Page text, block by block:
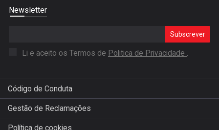
Newsletter
Subscrever
Li e aceito os Termos de Politica de Privacidade .
Código de Conduta
Gestão de Reclamações
Política de cookies